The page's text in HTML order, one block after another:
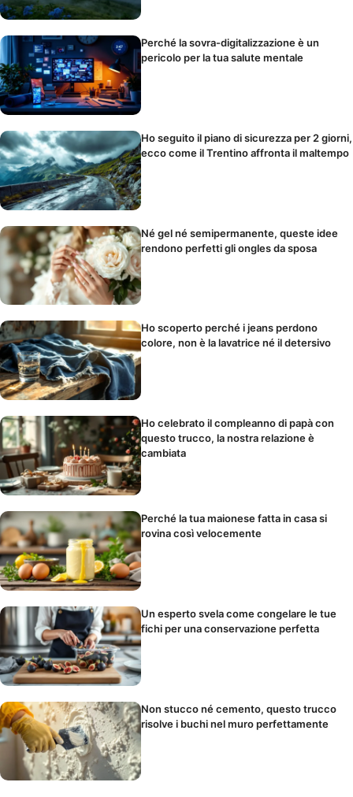
Perché la sovra-digitalizzazione è un
pericolo per la tua salute mentale
Ho seguito il piano di sicurezza per 2 giorni,
ecco come il Trentino affronta il maltempo
Né gel né semipermanente, queste idee
rendono perfetti gli ongles da sposa
Ho scoperto perché i jeans perdono
colore, non è la lavatrice né il detersivo
Ho celebrato il compleanno di papà con
questo trucco, la nostra relazione è
cambiata
Perché la tua maionese fatta in casa si
rovina così velocemente
Un esperto svela come congelare le tue
fichi per una conservazione perfetta
Non stucco né cemento, questo trucco
risolve i buchi nel muro perfettamente